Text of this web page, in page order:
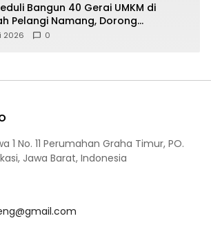
Bangun 40 Gerai UMKM di
Pelangi Namang, Dorong
2026 0
1 No. 11 Perumahan Graha Timur, PO.
Jawa Barat, Indonesia